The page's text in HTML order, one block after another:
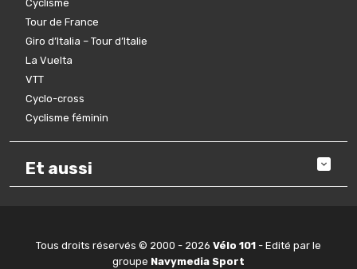
Cyclisme
Tour de France
Giro d’Italia – Tour d’Italie
La Vuelta
VTT
Cyclo-cross
Cyclisme féminin
Et aussi
Tous droits réservés © 2000 - 2026 Vélo 101 - Edité par le
groupe Navymedia Sport